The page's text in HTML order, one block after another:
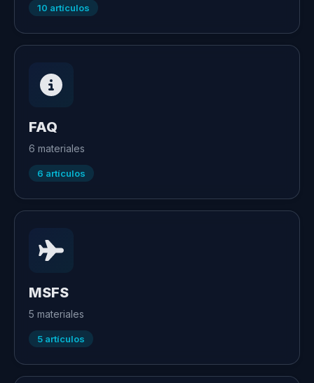
10 artículos
FAQ
6 materiales
6 artículos
MSFS
5 materiales
5 artículos